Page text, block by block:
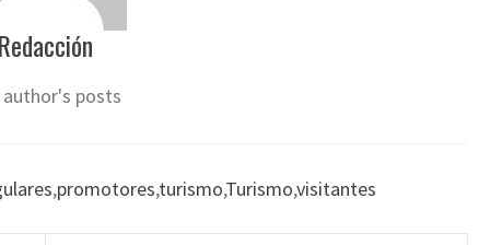
author's posts
,promotores,turismo,Turismo,visitantes